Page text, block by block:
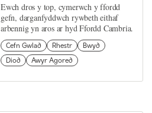
Ewch dros y top, cymerwch y ffordd
gefn, darganfyddwch rywbeth eithaf
arbennig yn aros ar hyd Ffordd Cambria.
Cefn Gwlad Rhestr
Bwyd
Diod
Awyr Agored